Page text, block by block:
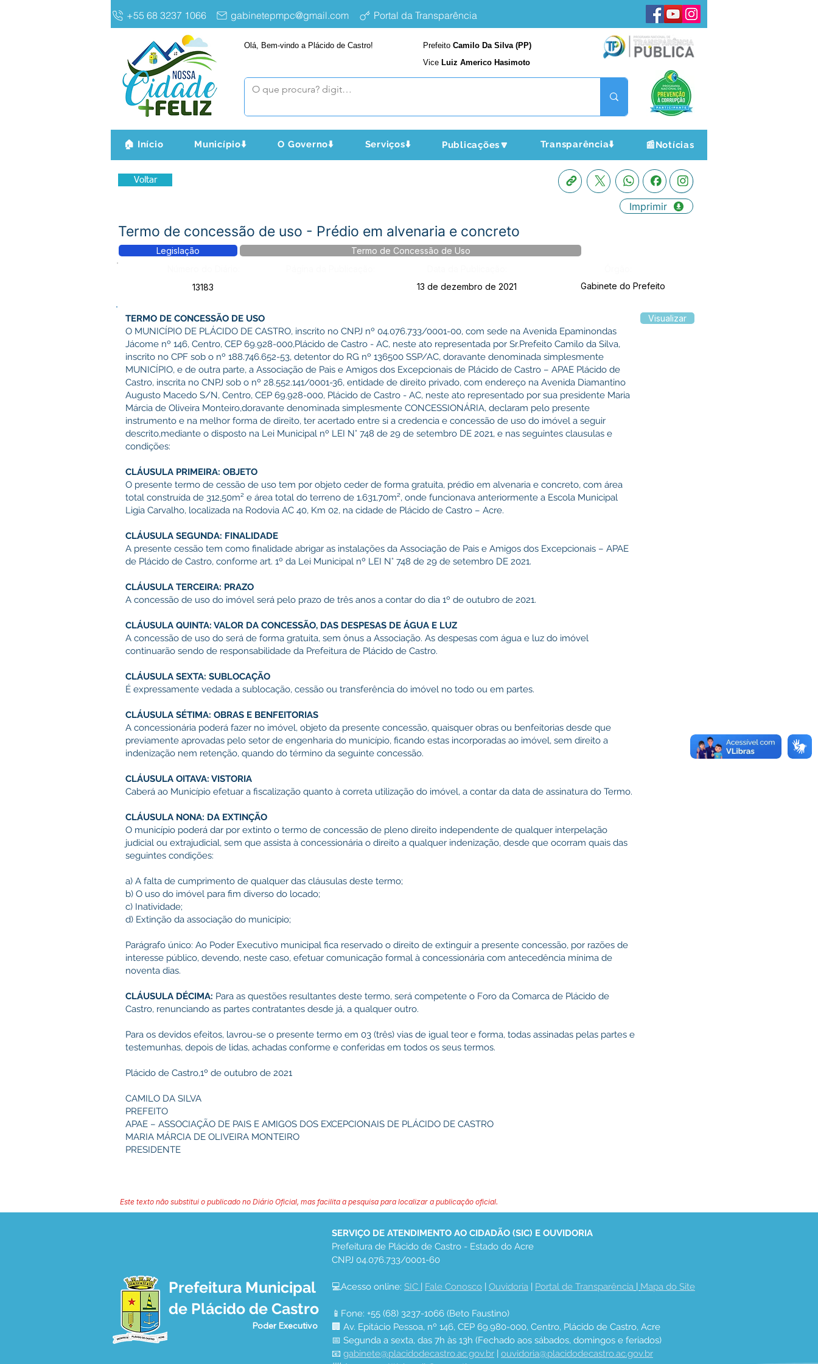
+55 68 3237 1066 gabinetepmpc@gmail.com Portal da Transparência
Olá, Bem-vindo a Plácido de Castro! Prefeito Camilo Da Silva (PP)
Vice Luiz Americo Hasimoto
🏠 Início Município⬇️ O Governo⬇️ Serviços⬇️ Publicações🔽 Transparência⬇️ 📰Notícias
Voltar
Imprimir
Termo de concessão de uso - Prédio em alvenaria e concreto
Legislação
Termo de Concessão de Uso
13183
13 de dezembro de 2021 Gabinete do Prefeito
TERMO DE CONCESSÃO DE USO
O MUNICÍPIO DE PLÁCIDO DE CASTRO, inscrito no CNPJ nº 04.076.733/0001-00, com sede na Avenida Epaminondas
Jácome nº 146, Centro, CEP 69.928-000,Plácido de Castro - AC, neste ato representada por Sr.Prefeito Camilo da Silva,
inscrito no CPF sob o nº 188.746.652-53, detentor do RG nº 136500 SSP/AC, doravante denominada simplesmente
MUNICÍPIO, e de outra parte, a Associação de Pais e Amigos dos Excepcionais de Plácido de Castro – APAE Plácido de
Castro, inscrita no CNPJ sob o nº 28.552.141/0001-36, entidade de direito privado, com endereço na Avenida Diamantino
Augusto Macedo S/N, Centro, CEP 69.928-000, Plácido de Castro - AC, neste ato representado por sua presidente Maria
Márcia de Oliveira Monteiro,doravante denominada simplesmente CONCESSIONÁRIA, declaram pelo presente
instrumento e na melhor forma de direito, ter acertado entre si a credencia e concessão de uso do imóvel a seguir
descrito,mediante o disposto na Lei Municipal nº LEI N° 748 de 29 de setembro DE 2021, e nas seguintes clausulas e
condições:
CLÁUSULA PRIMEIRA: OBJETO
O presente termo de cessão de uso tem por objeto ceder de forma gratuita, prédio em alvenaria e concreto, com área
total construída de 312,50m² e área total do terreno de 1.631,70m², onde funcionava anteriormente a Escola Municipal
Ligia Carvalho, localizada na Rodovia AC 40, Km 02, na cidade de Plácido de Castro – Acre.
CLÁUSULA SEGUNDA: FINALIDADE
A presente cessão tem como finalidade abrigar as instalações da Associação de Pais e Amigos dos Excepcionais – APAE
de Plácido de Castro, conforme art. 1º da Lei Municipal nº LEI N° 748 de 29 de setembro DE 2021.
CLÁUSULA TERCEIRA: PRAZO
A concessão de uso do imóvel será pelo prazo de três anos a contar do dia 1º de outubro de 2021.
CLÁUSULA QUINTA: VALOR DA CONCESSÃO, DAS DESPESAS DE ÁGUA E LUZ
A concessão de uso do será de forma gratuita, sem ônus a Associação. As despesas com água e luz do imóvel
continuarão sendo de responsabilidade da Prefeitura de Plácido de Castro.
CLÁUSULA SEXTA: SUBLOCAÇÃO
É expressamente vedada a sublocação, cessão ou transferência do imóvel no todo ou em partes.
CLÁUSULA SÉTIMA: OBRAS E BENFEITORIAS
A concessionária poderá fazer no imóvel, objeto da presente concessão, quaisquer obras ou benfeitorias desde que
previamente aprovadas pelo setor de engenharia do município, ficando estas incorporadas ao imóvel, sem direito a
indenização nem retenção, quando do término da seguinte concessão.
CLÁUSULA OITAVA: VISTORIA
Caberá ao Município efetuar a fiscalização quanto à correta utilização do imóvel, a contar da data de assinatura do Termo.
CLÁUSULA NONA: DA EXTINÇÃO
O município poderá dar por extinto o termo de concessão de pleno direito independente de qualquer interpelação
judicial ou extrajudicial, sem que assista à concessionária o direito a qualquer indenização, desde que ocorram quais das
seguintes condições:
a) A falta de cumprimento de qualquer das cláusulas deste termo;
b) O uso do imóvel para fim diverso do locado;
c) Inatividade;
d) Extinção da associação do município;
Parágrafo único: Ao Poder Executivo municipal fica reservado o direito de extinguir a presente concessão, por razões de
interesse público, devendo, neste caso, efetuar comunicação formal à concessionária com antecedência mínima de
noventa dias.
CLÁUSULA DÉCIMA: Para as questões resultantes deste termo, será competente o Foro da Comarca de Plácido de
Castro, renunciando as partes contratantes desde já, a qualquer outro.
Para os devidos efeitos, lavrou-se o presente termo em 03 (três) vias de igual teor e forma, todas assinadas pelas partes e
testemunhas, depois de lidas, achadas conforme e conferidas em todos os seus termos.
Plácido de Castro,1º de outubro de 2021
CAMILO DA SILVA
PREFEITO
APAE – ASSOCIAÇÃO DE PAIS E AMIGOS DOS EXCEPCIONAIS DE PLÁCIDO DE CASTRO
MARIA MÁRCIA DE OLIVEIRA MONTEIRO
PRESIDENTE
Visualizar
Este texto não substitui o publicado no Diário Oficial, mas facilita a pesquisa para localizar a publicação oficial.
Prefeitura Municipal
de Plácido de Castro
Poder Executivo
SERVIÇO DE ATENDIMENTO AO CIDADÃO (SIC) E OUVIDORIA
Prefeitura de Plácido de Castro - Estado do Acre
CNPJ 04.076.733/0001-60
💻Acesso online: SIC | Fale Conosco | Ouvidoria | Portal de Transparência | Mapa do Site
📱Fone: +55 (68) 3237-1066 (Beto Faustino)
🏢 Av. Epitácio Pessoa, nº 146, CEP 69.980-000, Centro, Plácido de Castro, Acre
📅 Segunda a sexta, das 7h às 13h (Fechado aos sábados, domingos e feriados)
📧 gabinete@placidodecastro.ac.gov.br | ouvidoria@placidodecastro.ac.gov.br